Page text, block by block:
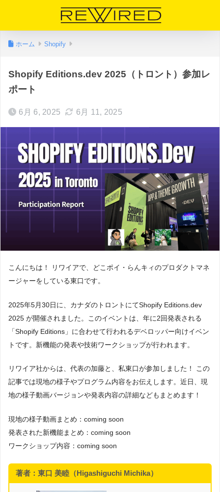
ホーム Shopify
Shopify Editions.dev 2025（トロント）参加レ
ポート
6月 6, 2025 6月 11, 2025
こんにちは！ リワイアで、どこポイ・らんキィのプロダクトマネ
ージャーをしている東口です。
2025年5月30日に、カナダのトロントにてShopify Editions.dev
2025 が開催されました。このイベントは、年に2回発表される
「Shopify Editions」に合わせて行われるデベロッパー向けイベン
トです。新機能の発表や技術ワークショップが行われます。
リワイア社からは、代表の加藤と、私東口が参加しました！ この
記事では現地の様子やプログラム内容をお伝えします。近日、現
地の様子動画バージョンや発表内容の詳細などもまとめます！
現地の様子動画まとめ：coming soon
発表された新機能まとめ：coming soon
ワークショップ内容：coming soon
著者：東口 美睦（Higashiguchi Michika）